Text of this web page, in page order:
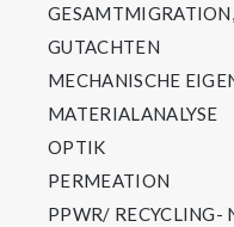
GUTACHTEN
MECHANISCHE
MATERIALANALYSE
OPTIK
PERMEATION
PPWR/ RECYCLING-